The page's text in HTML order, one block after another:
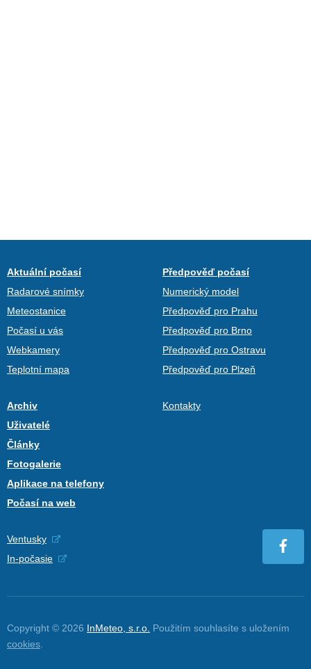
Aktuální počasí
Radarové snímky
Meteostanice
Počasí u vás
Webkamery
Teplotní mapa
Předpověď počasí
Numerický model
Předpověď pro Prahu
Předpověď pro Brno
Předpověď pro Ostravu
Předpověď pro Plzeň
Archiv
Uživatelé
Články
Fotogalerie
Aplikace na telefony
Počasí na web
Kontakty
Ventusky
In-počasie
Copyright © 2026 InMeteo, s.r.o. Použitím souhlasíte s uložením
cookies